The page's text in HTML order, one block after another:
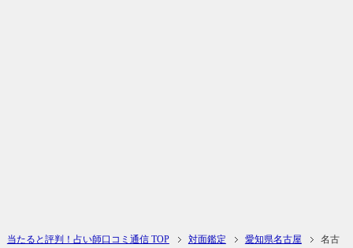
当たると評判！占い師口コミ通信 TOP 対面鑑定 愛知県名古屋
名古